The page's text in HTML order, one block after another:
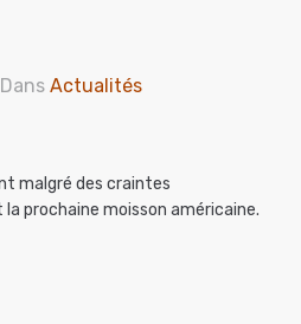
Dans Actualités
malgré des craintes
prochaine moisson américaine.